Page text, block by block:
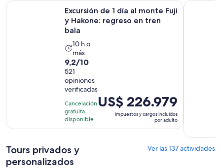
Excursión de 1 día al monte Fuji
y Hakone: regreso en tren
bala
La
actividad
dura
10
horas
10 h o
más
9.2
de
10
con
521
opiniones
9,2/10
521
opiniones
verificadas
Cancelación
gratuita
disponible
El
precio
de
US$ 226.979
impuestos y cargos incluidos
por adulto
Excursión de 1 día al monte Fuji y Hakone: regreso en tren
Tour de
Tours privados y
personalizados
Ver las 137 actividades